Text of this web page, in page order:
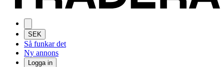
SEK
Så funkar det
Ny annons
Logga in